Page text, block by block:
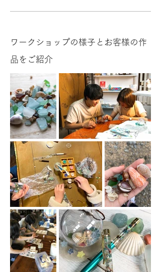
​ワークショップの様子とお客様の作
品をご紹介